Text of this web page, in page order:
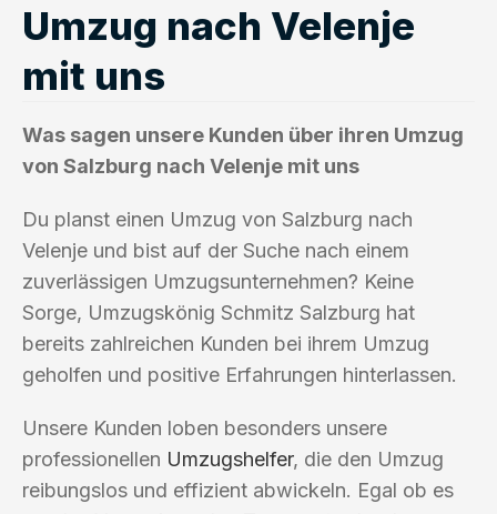
Umzug nach Velenje
mit uns
Was sagen unsere Kunden über ihren Umzug
von Salzburg nach Velenje mit uns
Du planst einen Umzug von Salzburg nach
Velenje und bist auf der Suche nach einem
zuverlässigen Umzugsunternehmen? Keine
Sorge, Umzugskönig Schmitz Salzburg hat
bereits zahlreichen Kunden bei ihrem Umzug
geholfen und positive Erfahrungen hinterlassen.
Unsere Kunden loben besonders unsere
professionellen Umzugshelfer, die den Umzug
reibungslos und effizient abwickeln. Egal ob es